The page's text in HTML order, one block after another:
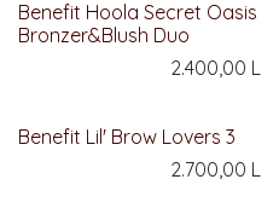
Benefit Hoola Secret Oasis
Bronzer&Blush Duo
2.400,00 L
Benefit Lil' Brow Lovers 3
2.700,00 L